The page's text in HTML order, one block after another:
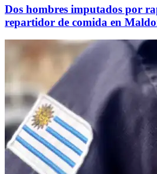
Dos hombres imputados por
repartidor de comida en